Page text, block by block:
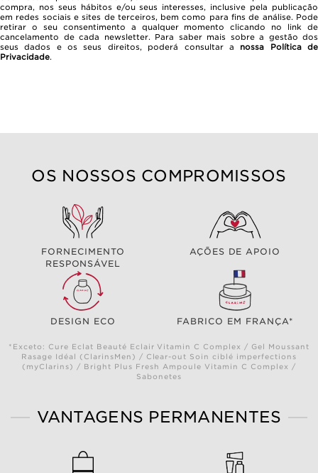
compra, nos seus hábitos e/ou seus interesses, inclusive pela publicação
em redes sociais e sites de terceiros, bem como para fins de análise. Pode
retirar o seu consentimento a qualquer momento clicando no link de
cancelamento de cada newsletter. Para saber mais sobre a gestão dos
seus dados e os seus direitos, poderá consultar a nossa Política de
Privacidade.
OS NOSSOS COMPROMISSOS
FORNECIMENTO
RESPONSÁVEL
AÇÕES DE APOIO
DESIGN ECO FABRICO EM FRANÇA*
*Exceto: Cure Eclat Beauté Eclair Vitamin C Complex / Gel Moussant
Rasage Idéal (ClarinsMen) / Clear-out Soin ciblé imperfections
(myClarins) / Bright Plus Fresh Ampoule Vitamin C Complex /
Sabonetes
VANTAGENS PERMANENTES